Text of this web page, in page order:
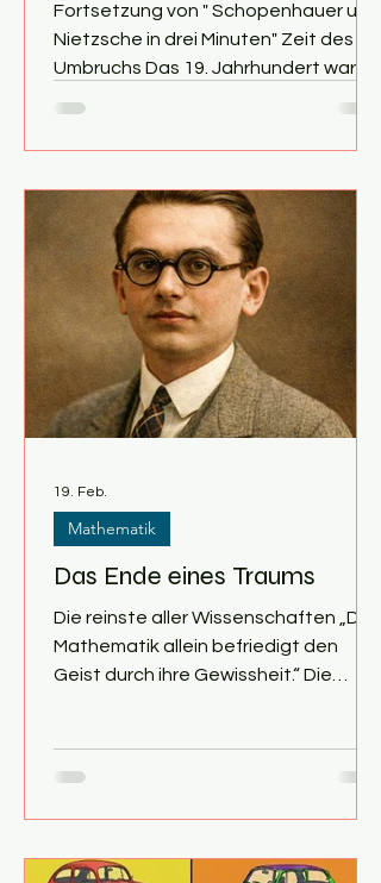
Fortsetzung von " Schopenhauer und
Nietzsche in drei Minuten" Zeit des
Umbruchs Das 19. Jahrhundert war
ausgelöst durch technischen
Industrialisierung und
Massenatheismus. Die Folgen waren
allgemeine Orientierungslosigkeit und
Verunsicherung. Der Verlust
vermeintlicher Gewissheiten spiegelt
sich in der Philosophie wider. Unter
Hegel , Marx , Schopenhauer und
Nietzsche vollzieht sich ei
Das Ende eines Traums
Die reinste aller Wissenschaften „Die
Mathematik allein befriedigt den
Geist durch ihre Gewissheit.“ Die
Selbstverständnis der Mathematiker
seit der Antike . Keine andere
von vergleichbarer Sicherheit. Als im
Mathematik
19. Feb.